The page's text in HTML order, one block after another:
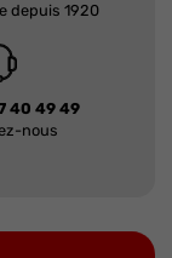
depuis 1920
40 49 49
nous